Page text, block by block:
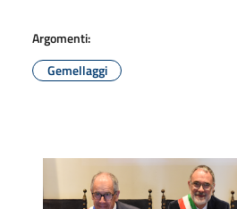
Argomenti:
Gemellaggi